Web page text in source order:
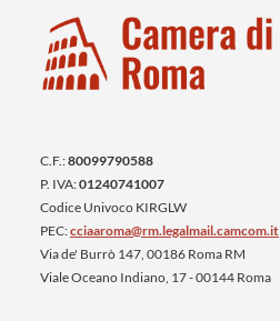
C.F.:80099790588
P. IVA:01240741007
Codice Univoco KIRGLW
PEC:cciaaroma@rm.legalmail.camcom.it
Via de' Burrò 147, 00186 Roma RM
Viale Oceano Indiano, 17 - 00144 Roma